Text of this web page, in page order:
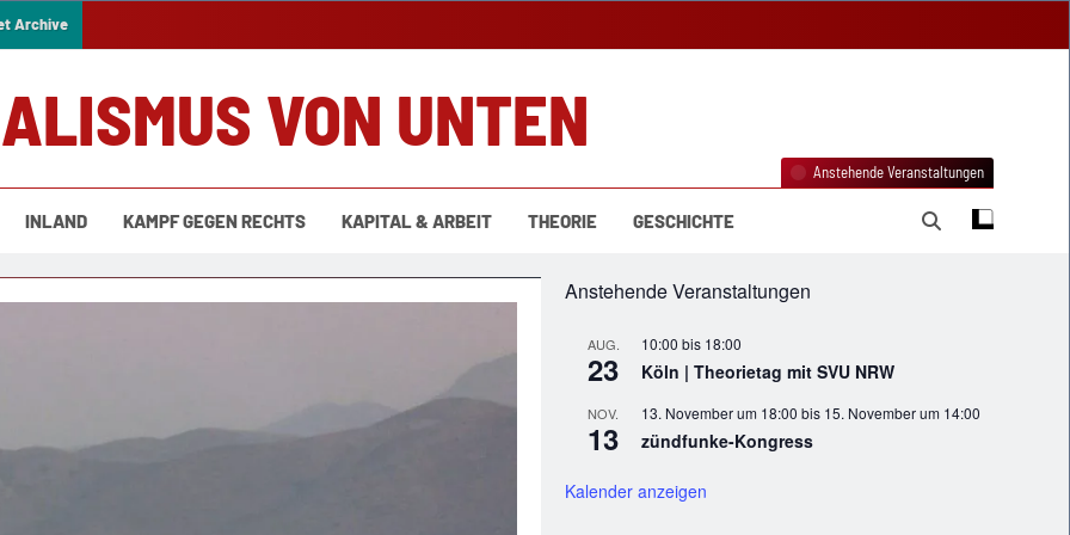
Archive
VON UNTEN
INLAND KAMPF GEGEN RECHTS KAPITAL & ARBEIT THEORIE GESCHICHTE
Anstehende Veranstaltungen
Anstehende Veranstaltungen
AUG.
23
10:00 bis 18:00
Köln | Theorietag mit SVU NRW
NOV.
13
13. November um 18:00 bis 15. November um 14:00
zündfunke-Kongress
Kalender anzeigen